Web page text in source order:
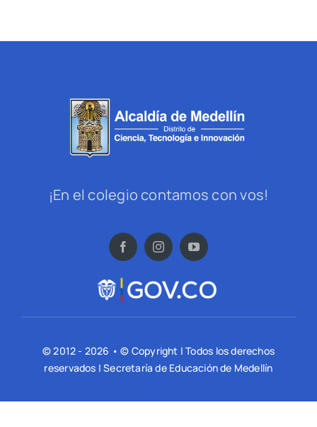
¡En el colegio contamos con vos!
© 2012 - 2026 • © Copyright | Todos los derechos
reservados | Secretaría de Educación de Medellín